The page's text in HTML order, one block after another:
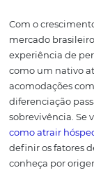
#2
Todos os hotéis
próximos a
serviço de
piscina, vista
serviço de